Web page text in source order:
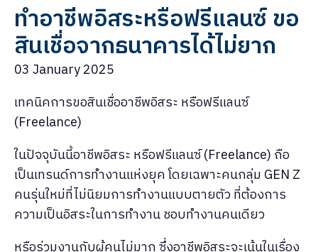
ทำอาชีพอิสระหรือฟรีแลนซ์ ขอ
สินเชื่อจากธนาคารได้ไม่ยาก
03 January 2025
เทคนิคการขอสินเชื่ออาชีพอิสระ หรือฟรีแลนซ์
(Freelance)
ในปัจจุบันนี้อาชีพอิสระ หรือฟรีแลนซ์ (Freelance) ถือ
เป็นเทรนด์การทำงานแห่งยุค โดยเฉพาะคนกลุ่ม GEN Z
คนรุ่นใหม่ที่ไม่นิยมการทำงานแบบตายตัว ที่ต้องการ
ความเป็นอิสระในการทำงาน ชอบทำงานคนเดียว
หรือร่วมงานกับผู้คนไม่มาก ซึ่งอาชีพอิสระจะเน้นในเรื่อง